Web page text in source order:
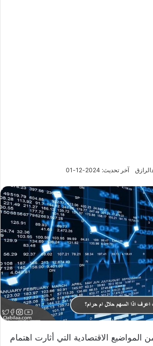
آخر تحديث: 2024-12-01
المواضيع الاقتصادية التي أثارت اهتمام